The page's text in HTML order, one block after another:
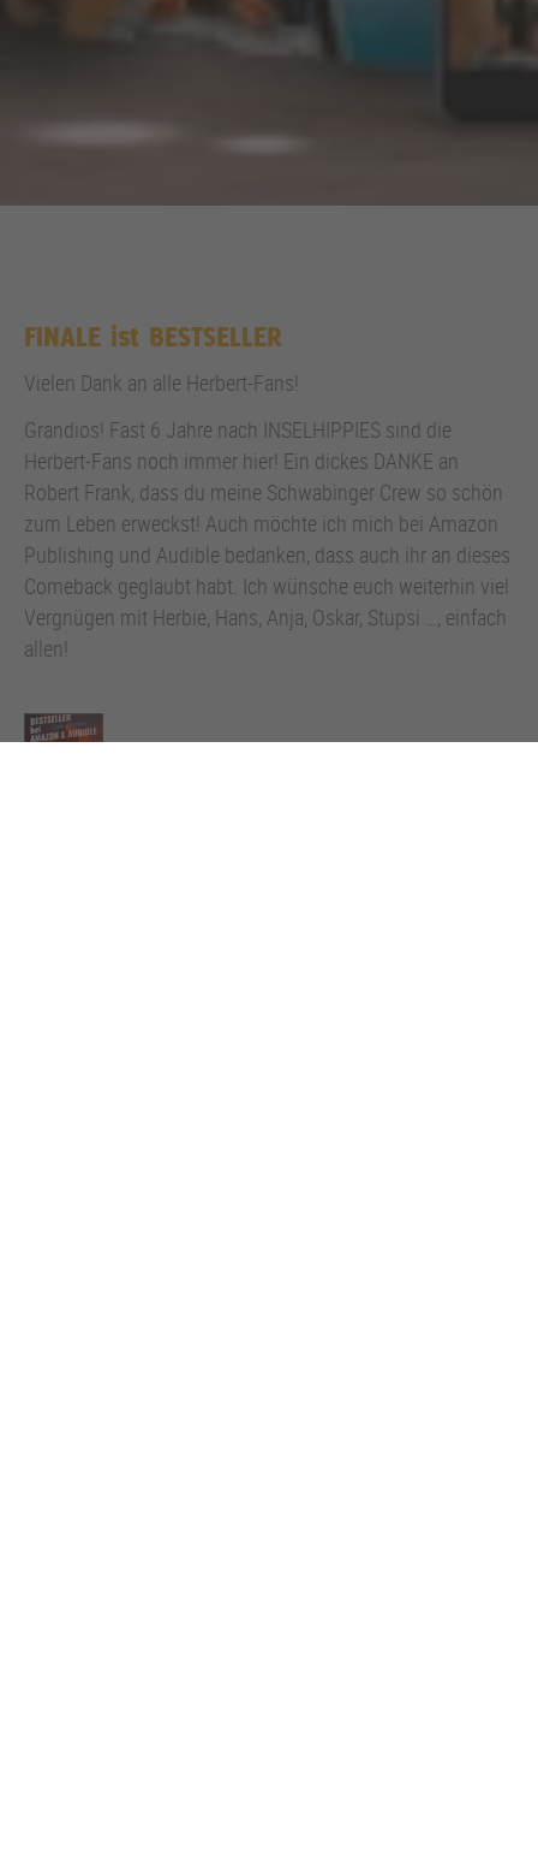
FINALE ist BESTSELLER
Vielen Dank an alle Herbert-Fans!
Grandios! Fast 6 Jahre nach INSELHIPPIES sind die
Herbert-Fans noch immer hier! Ein dickes DANKE an
Robert Frank, dass du meine Schwabinger Crew so schön
zum Leben erweckst! Auch möchte ich mich bei Amazon
Publishing und Audible bedanken, dass auch ihr an dieses
Comeback geglaubt habt. Ich wünsche euch weiterhin viel
Vergnügen mit Herbie, Hans, Anja, Oskar, Stupsi …, einfach
allen!